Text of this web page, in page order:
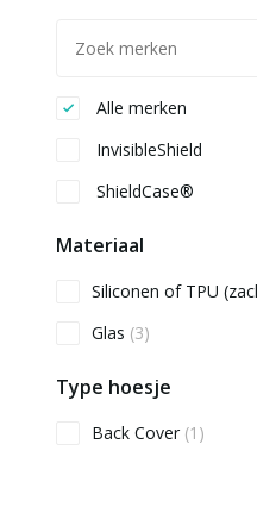
Alle merken
InvisibleShield
ShieldCase®
Materiaal
Siliconen of TPU
Glas (3)
Type hoesje
Back Cover (1)